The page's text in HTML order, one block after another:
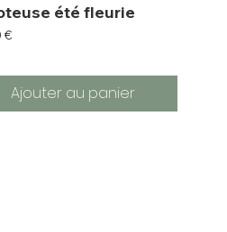
été fleurie
€
Ajouter au panier